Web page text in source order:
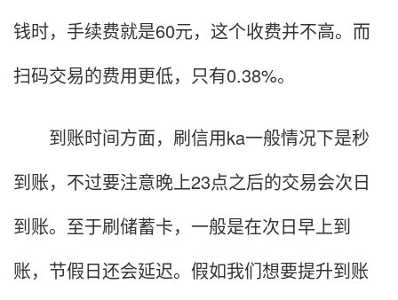
钱时，手续费就是60元，这个收费并不高。而
扫码交易的费用更低，只有0.38%。
到账时间方面，刷信用ka一般情况下是秒
到账，不过要注意晚上23点之后的交易会次日
到账。至于刷储蓄卡，一般是在次日早上到
账，节假日还会延迟。假如我们想要提升到账